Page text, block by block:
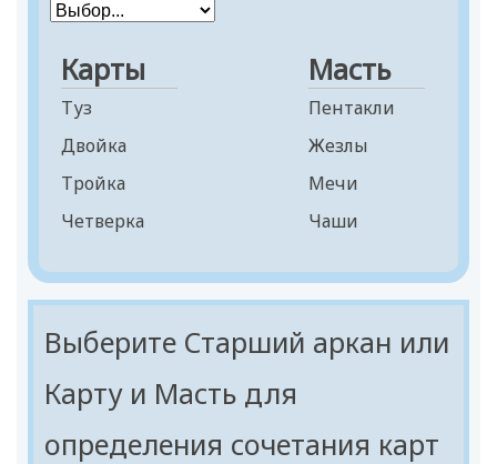
Девятка
Десятка
Паж
Рыцарь
Королева
Король
Карты
Туз
Двойка
Тройка
Четверка
Шестерка
Семерка
Девятка
Десятка
Масть
Пентакли
Жезлы
Мечи
Чаши
Выберите Старший аркан или
Карту и Масть для
определения сочетания карт